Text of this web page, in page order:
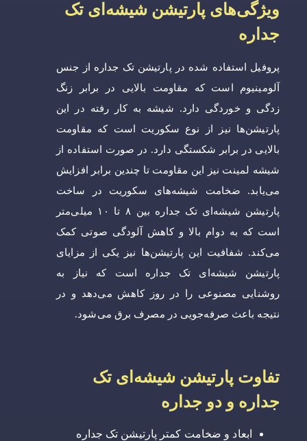
ویژگی‌های پارتیشن شیشه‌ای تک
جداره
پروفیل استفاده شده در پارتیشن تک جداره از جنس
آلومینیوم است که مقاومت بالایی در برابر زنگ
زدگی و خوردگی دارد. شیشه به کار رفته در این
پارتیشن‌ها نیز از نوع سکوریت است که مقاومت
بالایی در برابر شکستگی دارد. در صورت استفاده از
شیشه لمینت نیز این مقاومت تا چندین برابر افزایش
می‌یابد. ضخامت شیشه‌های سکوریت در ساخت
پارتیشن شیشه‌ای تک جداره بین ۸ تا ۱۰ میلی‌متر
است که به دوام بالا و کاهش آلودگی صوتی کمک
می‌کند. شفافیت این پارتیشن‌ها نیز یکی از مزایای
پارتیشن شیشه‌ای تک جداره است که نیاز به
روشنایی مصنوعی را در روز کاهش می‌دهد و در
نتیجه باعث صرفه‌جویی در مصرف برق می‌شود.
تفاوت پارتیشن شیشه‌ای تک
جداره و دو جداره
ابعاد و ضخامت کمتر پارتیشن تک جداره